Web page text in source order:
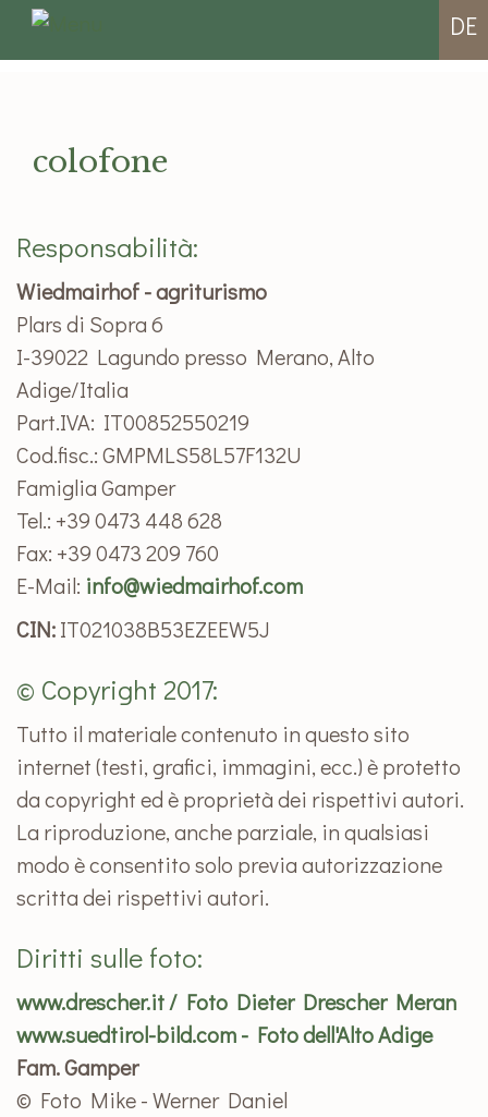
DE
colofone
Responsabilità:
Wiedmairhof - agriturismo
Plars di Sopra 6
I-39022 Lagundo presso Merano, Alto
Adige/Italia
Part.IVA: IT00852550219
Cod.fisc.: GMPMLS58L57F132U
Famiglia Gamper
Tel.: +39 0473 448 628
Fax: +39 0473 209 760
E-Mail: info@wiedmairhof.com
CIN:IT021038B53EZEEW5J
© Copyright 2017:
Tutto il materiale contenuto in questo sito
internet (testi, grafici, immagini, ecc.) è protetto
da copyright ed è proprietà dei rispettivi autori.
La riproduzione, anche parziale, in qualsiasi
modo è consentito solo previa autorizzazione
scritta dei rispettivi autori.
Diritti sulle foto:
www.drescher.it / Foto Dieter Drescher Meran
www.suedtirol-bild.com - Foto dell'Alto Adige
Fam. Gamper
© Foto Mike - Werner Daniel